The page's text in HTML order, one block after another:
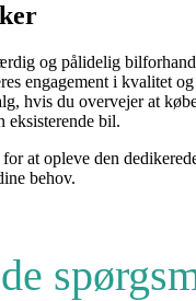
og pålidelig
engagement i kvalitet
hvis du overvejer at
eksisterende bil.
at opleve den
behov.